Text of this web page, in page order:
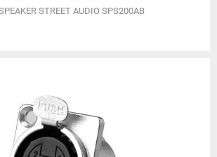
STREET AUDIO SPS200AB